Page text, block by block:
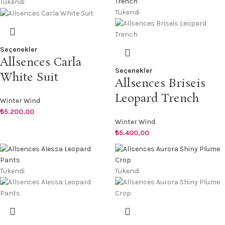
Tükendi
Seçenekler
Allsences Carla
White Suit
Winter Wind
₺5.200,00
Tükendi
Seçenekler
Allsences Briseis
Leopard Trench
Winter Wind
₺5.400,00
Tükendi Tükendi